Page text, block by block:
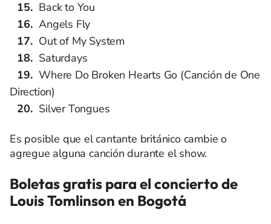
Back to You
Angels Fly
Out of My System
Saturdays
Where Do Broken Hearts Go (Canción de One
Direction)
Silver Tongues
Es posible que el cantante británico cambie o
agregue alguna canción durante el show.
Boletas gratis para el concierto de
Louis Tomlinson en Bogotá